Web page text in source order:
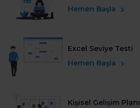
Hemen Başla
Excel Seviye Testi
Hemen Başla
Kişisel Gelişim Planı